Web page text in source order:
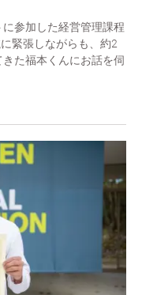
参加した経営管理課程
緊張しながらも、約2
た福本くんにお話を伺